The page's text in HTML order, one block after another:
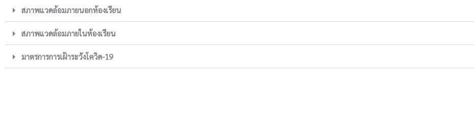
สภาพแวดล้อมภายนอกห้องเรียน
สภาพแวดล้อมภายในห้องเรียน
มาตรการการเฝ้าระวังโควิด-19